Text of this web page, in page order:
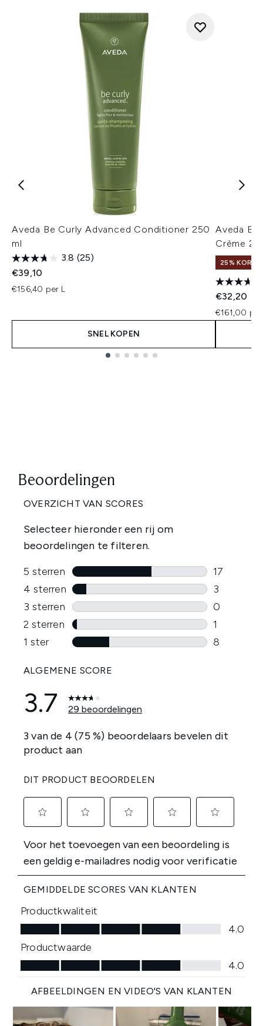
Aveda Be Curly Advanced Conditioner 250
ml
3.8 (25)
€39,10
€156,40 per L
SNEL KOPEN
Aveda Be
Crème
25%
€32,20
€161,00